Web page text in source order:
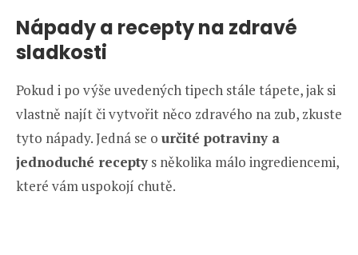
Nápady a recepty na zdravé
sladkosti
Pokud i po výše uvedených tipech stále tápete, jak si
vlastně najít či vytvořit něco zdravého na zub, zkuste
tyto nápady. Jedná se o určité potraviny a
jednoduché receptys několika málo ingrediencemi,
které vám uspokojí chutě.